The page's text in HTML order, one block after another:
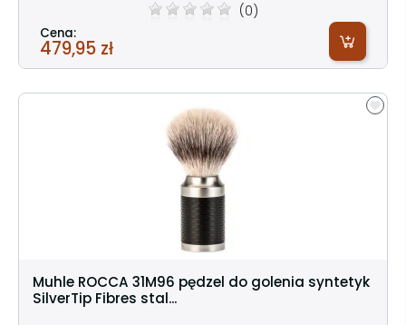
(0)
Cena:
479,95 zł
Muhle ROCCA 31M96 pędzel do golenia syntetyk
SilverTip Fibres stal...